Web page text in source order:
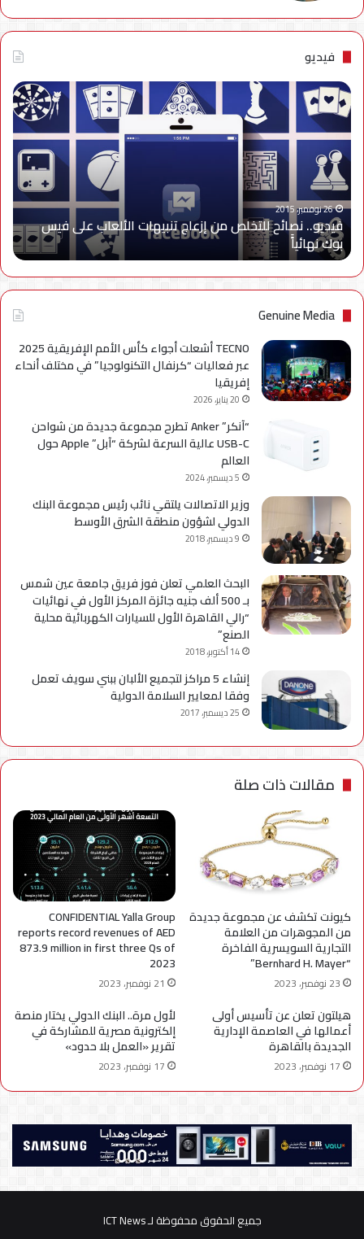
فيديو
فيديو..
نصائح
للتخلص
من
إزعاج
تنبيهات
الألعاب
على
فيس
بوك
نهائياًَ
26 نوفمبر، 2015
فيديو.. نصائح للتخلص من إزعاج تنبيهات الألعاب على فيس
بوك نهائياًَ
Genuine Media
TECNO أشعلت أجواء كأس الأمم الإفريقية 2025
عبر فعاليات “كرنفال التكنولوجيا” في مختلف أنحاء
إفريقيا
20 يناير، 2026
“آنكر” Anker تطرح مجموعة جديدة من شواحن
USB-C عالية السرعة لشركة “آبل” Apple حول
العالم
5 ديسمبر، 2024
وزير الاتصالات يلتقي نائب رئيس مجموعة البنك
الدولي لشؤون منطقة الشرق الأوسط
9 ديسمبر، 2018
البحث العلمي تعلن فوز فريق جامعة عين شمس
بـ 500 ألف جنيه جائزة المركز الأول في نهائيات
“رالي القاهرة الأول للسيارات الكهربائية محلية
الصنع”
14 أكتوبر، 2018
إنشاء 5 مراكز لتجميع الألبان ببني سويف تعمل
وفقا لمعايير السلامة الدولية
25 ديسمبر، 2017
مقالات ذات صلة
كيونت تكشف عن مجموعة جديدة
من المجوهرات من العلامة
التجارية السويسرية الفاخرة
“Bernhard H. Mayer”
23 نوفمبر، 2023
CONFIDENTIAL Yalla Group
reports record revenues of AED
873.9 million in first three Qs of
2023
21 نوفمبر، 2023
هيلتون تعلن عن تأسيس أولى
أعمالها في العاصمة الإدارية
الجديدة بالقاهرة
17 نوفمبر، 2023
لأول مرة.. البنك الدولي يختار منصة
إلكترونية مصرية للمشاركة في
تقرير «العمل بلا حدود»
17 نوفمبر، 2023
جميع الحقوق محفوظة لـ ICT News